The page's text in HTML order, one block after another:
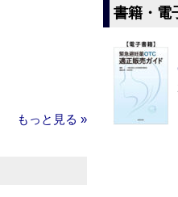
もっと見る »
書籍・電